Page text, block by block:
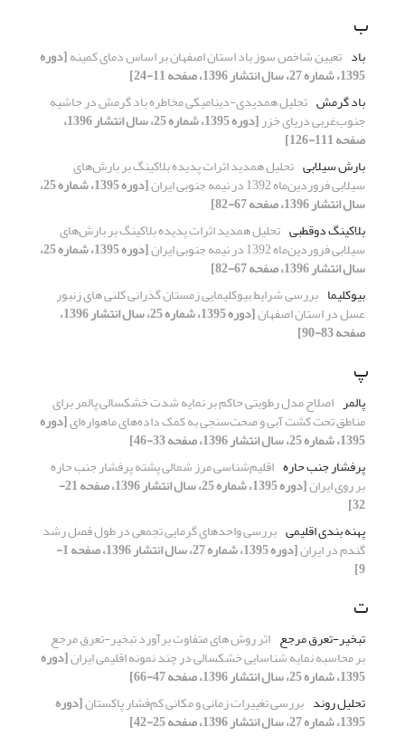
ب
باد تعیین شاخص سوز باد استان اصفهان بر اساس دمای کمینه[دوره
1395، شماره 27، سال انتشار 1396، صفحه 11-24]
باد گرمش تحلیل همدیدی-دینامیکی مخاطره باد گرمش در حاشیه
جنوب‌غربی دریای خزر [دوره 1395، شماره 25، سال انتشار 1396،
صفحه 111-126]
بارش سیلابی تحلیل همدید اثرات پدیده بلاکینگ بر بارش‌های
سیلابی فروردین‌ماه 1392 در نیمه جنوبی ایران [دوره 1395، شماره 25،
سال انتشار 1396، صفحه 67-82]
بلاکینگ دوقطبی تحلیل همدید اثرات پدیده بلاکینگ بر بارش‌های
سیلابی فروردین‌ماه 1392 در نیمه جنوبی ایران [دوره 1395، شماره 25،
سال انتشار 1396، صفحه 67-82]
بیوکلیما بررسی شرایط بیوکلیمایی زمستان گذرانی کلنی های زنبور
عسل در استان اصفهان [دوره 1395، شماره 25، سال انتشار 1396،
صفحه 83-90]
پ
پالمر اصلاح مدل رطوبتی حاکم بر نمایه شدت خشکسالی پالمر برای
مناطق تحت کشت آبی و صحت‌سنجی به کمک داده‌های ماهواره‌ای[دوره
1395، شماره 25، سال انتشار 1396، صفحه 33-46]
پرفشار جنب حاره اقلیم‌شناسی مرز شمالی پشته پرفشار جنب حاره
بر روی ایران [دوره 1395، شماره 25، سال انتشار 1396، صفحه 21-
32]
پهنه بندی اقلیمی بررسی واحدهای گرمایی تجمعی در طول فصل رشد
گندم در ایران [دوره 1395، شماره 27، سال انتشار 1396، صفحه 1-
9]
ت
تبخیر-تعرق مرجع اثر روش های متفاوت برآورد تبخیر-تعرق مرجع
بر محاسبه نمایه شناسایی خشکسالی در چند نمونه اقلیمی ایران[دوره
1395، شماره 25، سال انتشار 1396، صفحه 47-66]
تحلیل روند بررسی تغییرات زمانی و مکانی کم‌فشار پاکستان[دوره
1395، شماره 27، سال انتشار 1396، صفحه 25-42]